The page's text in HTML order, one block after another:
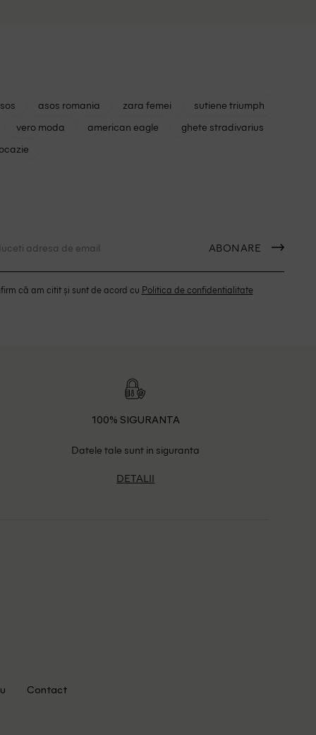
asos romania zara femei
sutiene triumph
vero moda american eagle
ghete stradivarius
ABONARE
că am citit și sunt de acord cu Politica de confidentialitate
100% SIGURANTA
Datele tale sunt in siguranta
DETALII
Contact